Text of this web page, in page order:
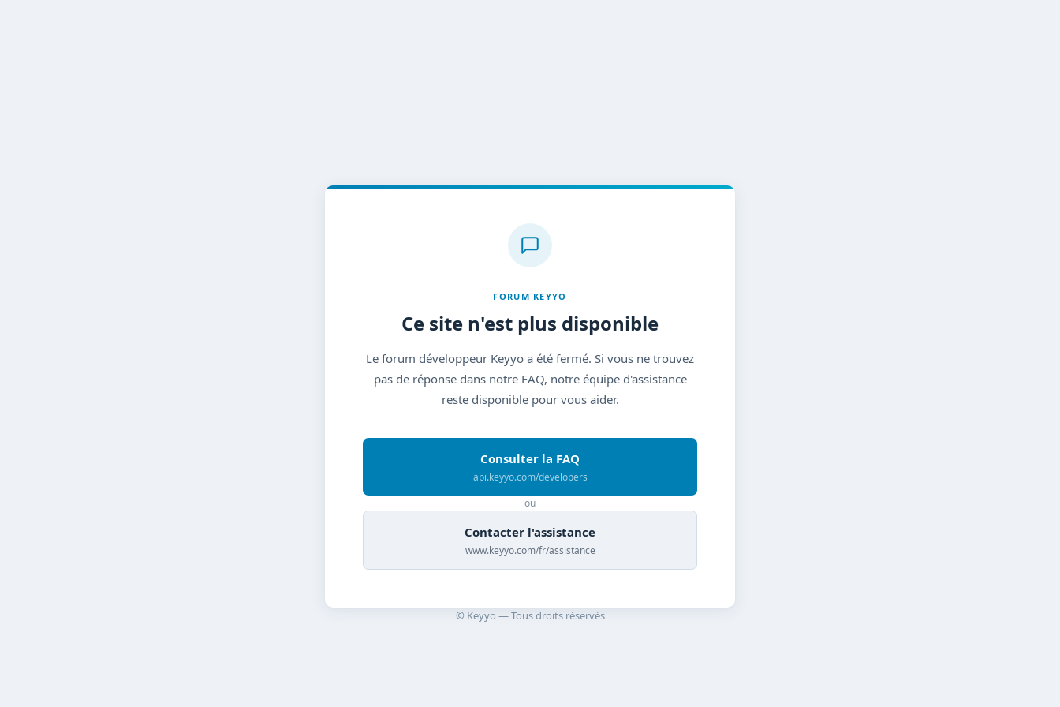
FORUM KEYYO
Ce site n'est plus disponible
Le forum développeur Keyyo a été fermé. Si vous ne trouvez
pas de réponse dans notre FAQ, notre équipe d'assistance
reste disponible pour vous aider.
Consulter la FAQ
api.keyyo.com/developers
ou
Contacter l'assistance
www.keyyo.com/fr/assistance
© Keyyo — Tous droits réservés